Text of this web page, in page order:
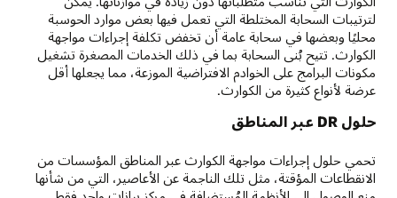
لترتيبات السحابة المختلطة التي تعمل فيها بعض موارد الحوسبة
محليًا وبعضها في سحابة عامة أن تخفض تكلفة إجراءات مواجهة
الكوارث. تتيح بُنى السحابة بما في ذلك الخدمات المصغرة تشغيل
مكونات البرامج على الخوادم الافتراضية الموزعة، مما يجعلها أقل
عرضة لأنواع كثيرة من الكوارث.
حلول DR عبر المناطق
تحمي حلول إجراءات مواجهة الكوارث عبر المناطق المؤسسات من
الانقطاعات المؤقتة، مثل تلك الناجمة عن الأعاصير، التي من شأنها